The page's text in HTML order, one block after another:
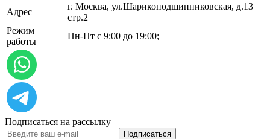
Адрес
г. Москва, ул.​​Шарикоподшипниковская, д.13
стр.2
Режим
работы
Пн-Пт с 9:00 до 19:00;
Подписаться на рассылку
Подписаться